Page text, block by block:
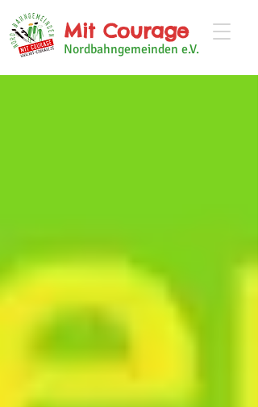
Mit Courage
Nordbahngemeinden e.V.